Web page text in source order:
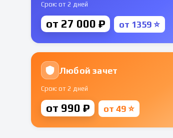
Срок: от 2 дней
от 27 000 ₽ от 1359 ⭐
Любой зачет
Срок: от 2 дней
от 990 ₽ от 49 ⭐